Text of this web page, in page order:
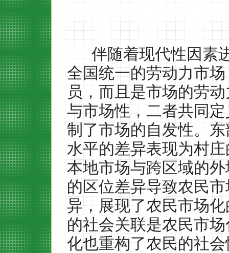
伴随着现代性因素
全国统一的劳动力市
员，而且是市场的劳
与市场性，二者共同
制了市场的自发性。
水平的差异表现为村
本地市场与跨区域的
的区位差异导致农民
异，展现了农民市场
的社会关联是农民市
化也重构了农民的社